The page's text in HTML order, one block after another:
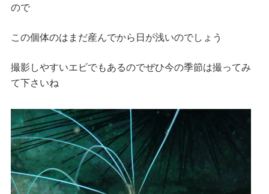
ので
この個体のはまだ産んでから日が浅いのでしょう
撮影しやすいエビでもあるのでぜひ今の季節は撮ってみ
て下さいね